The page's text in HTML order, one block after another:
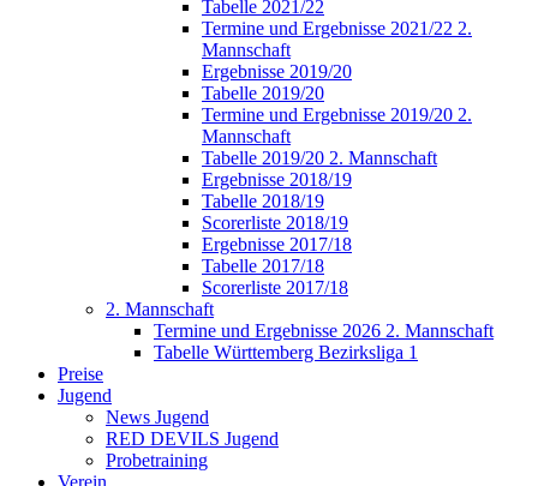
Tabelle 2021/22
Termine und Ergebnisse 2021/22 2.
Mannschaft
Ergebnisse 2019/20
Tabelle 2019/20
Termine und Ergebnisse 2019/20 2.
Mannschaft
Tabelle 2019/20 2. Mannschaft
Ergebnisse 2018/19
Tabelle 2018/19
Scorerliste 2018/19
Ergebnisse 2017/18
Tabelle 2017/18
Scorerliste 2017/18
2. Mannschaft
Termine und Ergebnisse 2026 2. Mannschaft
Tabelle Württemberg Bezirksliga 1
Preise
Jugend
News Jugend
RED DEVILS Jugend
Probetraining
Verein